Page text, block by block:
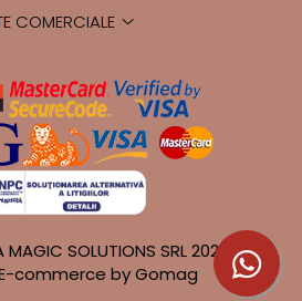
COMERCIALE
SOLUTIONS SRL 2026
commerce by Gomag